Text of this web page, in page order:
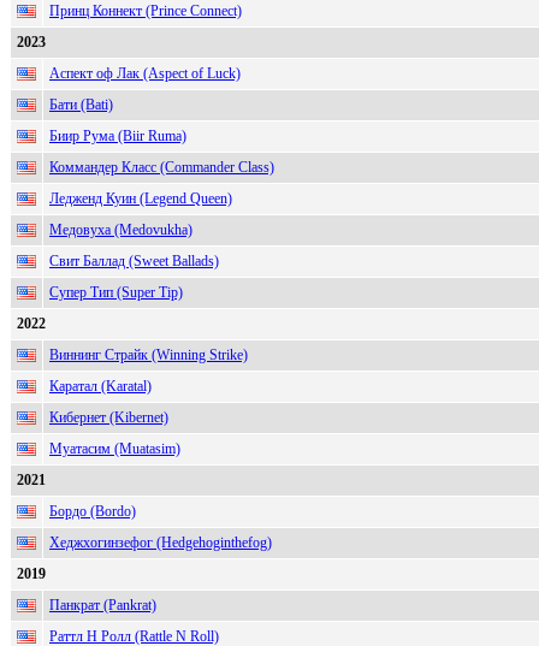
Принц Коннект (Prince Connect)
2023
Аспект оф Лак (Aspect of Luck)
Бати (Bati)
Биир Рума (Biir Ruma)
Коммандер Класс (Commander Class)
Ледженд Куин (Legend Queen)
Медовуха (Medovukha)
Свит Баллад (Sweet Ballads)
Супер Тип (Super Tip)
2022
Виннинг Страйк (Winning Strike)
Каратал (Karatal)
Кибернет (Kibernet)
Муатасим (Muatasim)
2021
Бордо (Bordo)
Хеджхогинзефог (Hedgehoginthefog)
2019
Панкрат (Pankrat)
Раттл Н Ролл (Rattle N Roll)